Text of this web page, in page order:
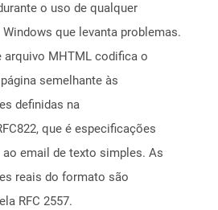
o uso de qualquer
que levanta problemas.
arquivo MHTML codifica o
semelhante às
definidas na
que é especificações
ao email de texto simples. As
reais do formato são
RFC 2557.